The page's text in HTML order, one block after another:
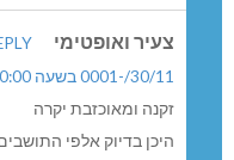
צעיר ואופטימי
30/11/-0001 בשעה 00:00
זקנה ומאוכזבת יקרה
היכן בדיוק אלפי